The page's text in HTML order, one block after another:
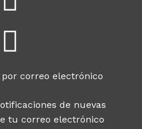
correo electrónico
de nuevas
tu correo electrónico